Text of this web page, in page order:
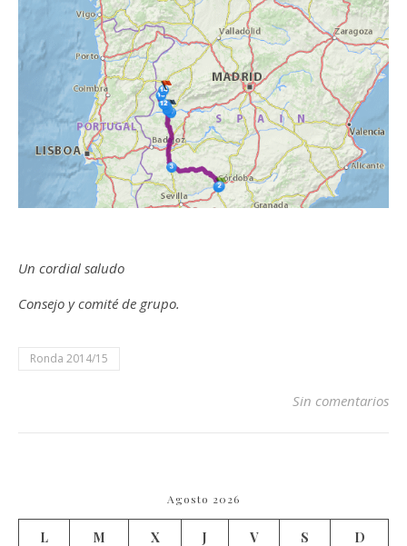
Un cordial saludo
Consejo y comité de grupo.
Ronda 2014/15
Sin comentarios
Agosto 2026
L M X J V S D